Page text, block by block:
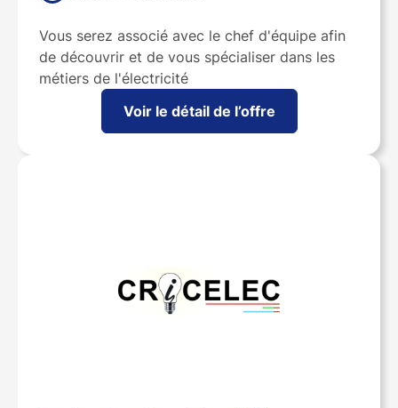
Vous serez associé avec le chef d'équipe afin
de découvrir et de vous spécialiser dans les
métiers de l'électricité
Voir le détail de l’offre